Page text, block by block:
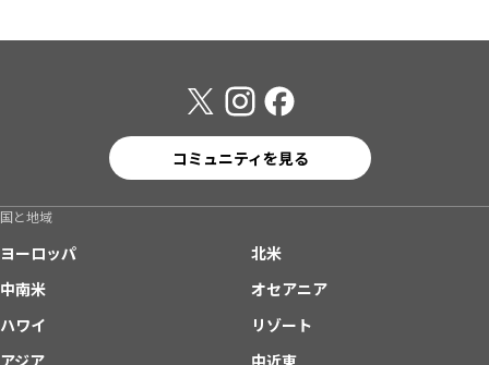
コミュニティを見る
国と地域
ヨーロッパ
北米
中南米
オセアニア
ハワイ
リゾート
アジア
中近東